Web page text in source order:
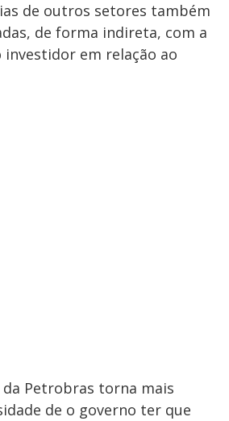
de outros setores também
de forma indireta, com a
investidor em relação ao
Petrobras torna mais
de o governo ter que